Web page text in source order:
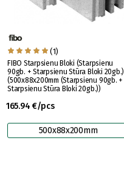
(1)
FIBO Starpsienu Bloki (Starpsienu
90gb. + Starpsienu Stūra Bloki 20gb.)
(500x88x200mm (Starpsienu 90gb. +
Starpsienu Stūra Bloki 20gb.))
165.94 €/pcs
500x88x200mm